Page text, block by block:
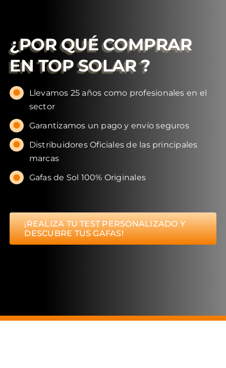
¿POR QUÉ COMPRAR
EN TOP SOLAR ?
Llevamos 25 años como profesionales en el
sector
Garantizamos un pago y envío seguros
Distribuidores Oficiales de las principales
marcas
Gafas de Sol 100% Originales
¡REALIZA TU TEST PERSONALIZADO Y
DESCUBRE TUS GAFAS!